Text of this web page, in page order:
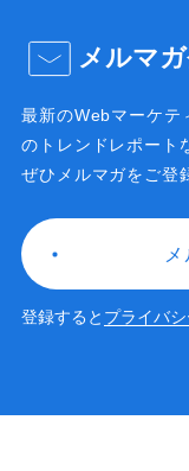
メルマ
最新のWebマーケテ
のトレンドレポート
ぜひメルマガをご登
登録すると プライバ